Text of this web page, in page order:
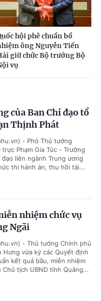
hội phê chuẩn bổ
ông Nguyễn Tiến
giữ chức Bộ trưởng Bộ
vụ
của Ban Chỉ đạo tổ
Thịnh Phát
- Phó Thủ tướng
trực Phạm Gia Túc - Trưởng
đạo liên ngành Trung ương
thi hành án, thu hồi tài...
nhiệm chức vụ
Ngãi
- Thủ tướng Chính phủ
Hưng vừa ký các Quyết định
kết quả bầu, miễn nhiệm
Chủ tịch UBND tỉnh Quảng...